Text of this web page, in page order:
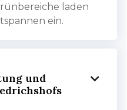
laden
ein.
und
